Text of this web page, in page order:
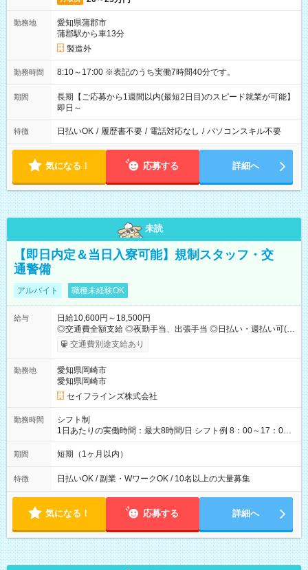
勤務地
愛知県蒲郡市
蒲郡駅から車13分
製造外
勤務時間 8:10～17:00 ※表記のうち実働7時間40分です。
期間
長期【ご応募から1週間以内(最短2日目)のスピード就業が可能】
即日～
特徴 日払いOK / 履歴書不要 / 電話対応なし / パソコンスキル不要
気になる！ 応募する 詳細へ
未読
【即日内定＆当日入寮可能】規制スタッフ・交
通警備
アルバイト 職種未経験OK
給与
日給10,600円～18,500円
◎交通費全額支給 ◎夜勤手当、出張手当 ◎日払い・週払い可(希
望者／条件有) ＜月収例＞ 日給10,600円×22日稼働＝23.5万円/
試用期間の長さ：3ヶ月 雇用形態、給与は本採用時と同じです。
交通費別途支給あり
勤務地
愛知県岡崎市
愛知県岡崎市
セイフラインズ株式会社
勤務時間
シフト制
1日あたりの実働時間：最大8時間/日 シフト例 8：00～17：00
21：00～6：00 ※現場によっては多少時間は前後します ▶残業
ほとんどなし！ ▶時間より早く終わることの方が多いと思いま
も日給は同額支給！
期間 短期（1ヶ月以内）
特徴 日払いOK / 副業・WワークOK / 10名以上の大量募集
気になる！ 応募する 詳細へ